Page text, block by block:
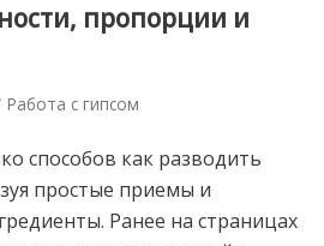
пропорции и
Работа с гипсом
способов как разводить
простые приемы и
Ранее на страницах